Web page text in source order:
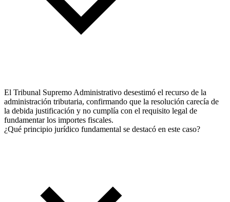
El Tribunal Supremo Administrativo desestimó el recurso de la
administración tributaria, confirmando que la resolución carecía de
la debida justificación y no cumplía con el requisito legal de
fundamentar los importes fiscales.
¿Qué principio jurídico fundamental se destacó en este caso?